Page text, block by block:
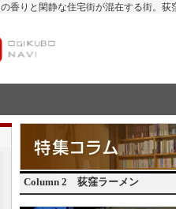
香りと閑静な住宅街が混在する街。荻
Column 2 荻窪ラーメン